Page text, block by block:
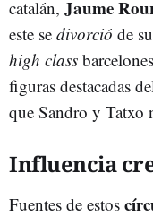
catalán, Jaume
este se divorció de
high class
figuras destacadas
que Sandro y Tatxo
Influencia
Fuentes de estos